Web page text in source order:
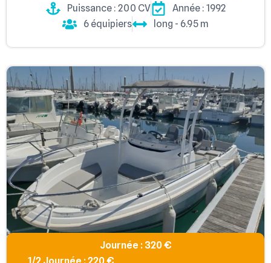
Puissance : 200 CV
Année : 1992
6 équipiers
long - 6.95 m
Journée : 320 €